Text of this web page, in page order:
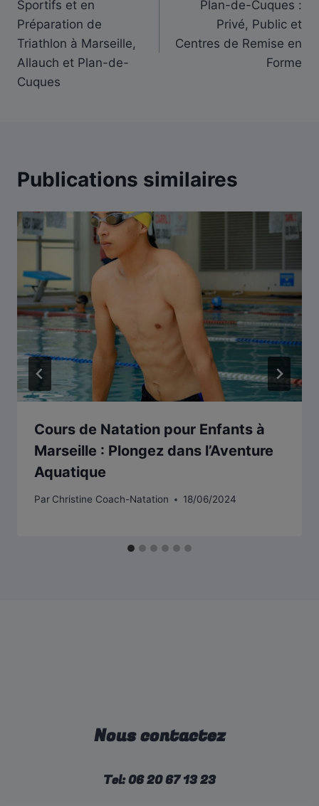
l’article
Sportifs et en
Préparation de
Triathlon à Marseille,
Allauch et Plan-de-
Cuques
Plan-de-Cuques :
Privé, Public et
Centres de Remise en
Forme
Publications similaires
Cours de Natation pour Enfants à
Marseille : Plongez dans l’Aventure
Aquatique
Par Christine Coach-Natation 18/06/2024
Nous contactez
Tel: 06 20 67 13 23